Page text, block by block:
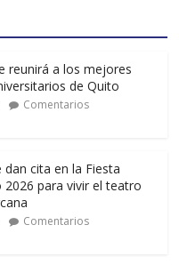
reunirá a los mejores
de Quito
Comentarios
dan cita en la Fiesta
2026 para vivir el teatro
Comentarios